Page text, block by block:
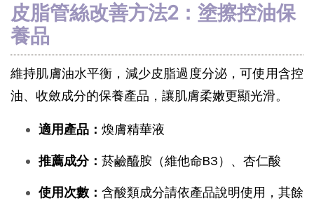
皮脂管絲改善方法2：塗擦控油保
養品
維持肌膚油水平衡，減少皮脂過度分泌，可使用含控
油、收斂成分的保養產品，讓肌膚柔嫩更顯光滑。
適用產品： 煥膚精華液
推薦成分： 菸鹼醯胺（維他命B3）、杏仁酸
使用次數： 含酸類成分請依產品說明使用，其餘